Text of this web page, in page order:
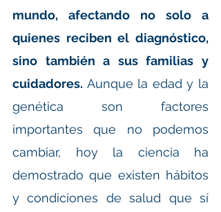
mundo, afectando no solo a
quienes reciben el diagnóstico,
sino también a sus familias y
cuidadores. Aunque la edad y la
genética son factores
importantes que no podemos
cambiar, hoy la ciencia ha
demostrado que existen hábitos
y condiciones de salud que sí